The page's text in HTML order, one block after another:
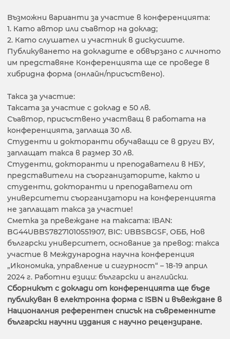
Възможни варианти за участие в конференцията:
1. Като автор или съавтор на доклад;
2. Като слушател и участник в дискусиите.
Публикуването на докладите е обвързано с личното
им представяне Конференцията ще се проведе в
хибридна форма (онлайн/присъствено).
Такса за участие:
Таксата за участие с доклад е 50 лв.
Съавтор, присъствено участващ в работата на
конференцията, заплаща 30 лв.
Студенти и докторанти обучаващи се в други ВУ,
заплащат такса в размер 30 лв.
Студенти, докторанти и преподаватели в НБУ,
представители на съорганизаторите, както и
студенти, докторанти и преподаватели от
университети съорганизатори на конференцията
не заплащат такса за участие!
Сметка за превеждане на таксата: IBAN:
BG44UBBS78271010551907, BIC: UBBSBGSF, ОББ, Нов
български университет, основание за превод: такса
участие в Международна научна конференция
„Икономика, управление и сигурност“ – 18-19 април
2024 г. Работни езици: български и английски.
Сборникът с доклади от конференцията ще бъде
публикуван в електронна форма с ISBN и въвеждане в
Националния референтен списък на съвременните
български научни издания с научно рецензиране.